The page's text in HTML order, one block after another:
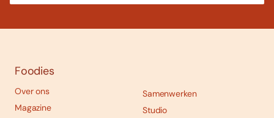
Foodies
Over ons
Magazine
Samenwerken
Studio